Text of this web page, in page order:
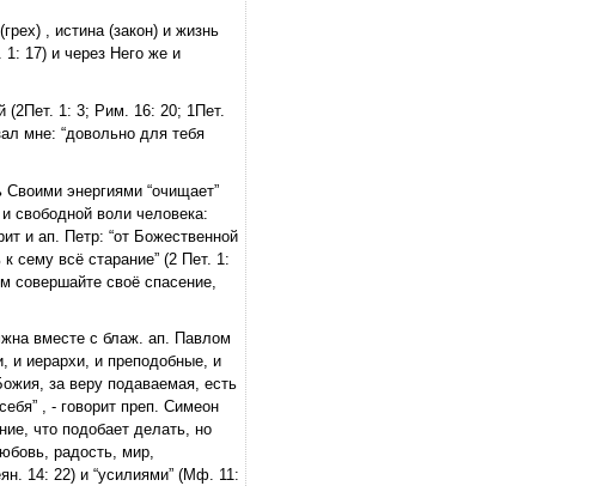
, истина (закон) и жизнь
1: 17) и через Него же и
(2Пет. 1: 3; Рим. 16: 20; 1Пет.
мне: “довольно для тебя
энергиями “очищает”
свободной воли человека:
и ап. Петр: “от Божественной
сему всё старание” (2 Пет. 1:
совершайте своё спасение,
вместе с блаж. ап. Павлом
и иерархи, и преподобные, и
за веру подаваемая, есть
, - говорит преп. Симеон
что подобает делать, но
радость, мир,
14: 22) и “усилиями” (Мф. 11: